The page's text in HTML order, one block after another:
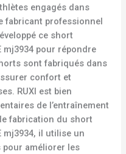
engagés dans
fabricant professionnel
ce short
mj3934 pour répondre
sont fabriqués dans
confort et
RUXI est bien
de l’entraînement
fabrication du short
mj3934, il utilise un
améliorer les